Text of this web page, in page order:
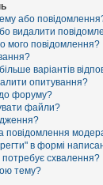
або
видалити
мого повідомлення?
варіантів
опитування?
форуму?
файли?
повідомлення
в формі
схвалення?
тему?